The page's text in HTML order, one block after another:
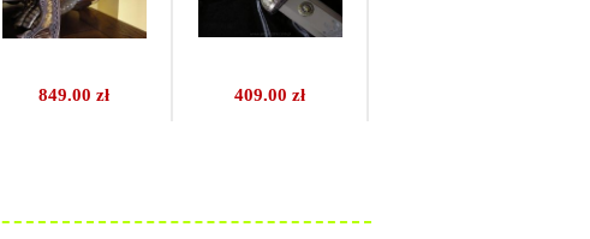
849.00 zł 409.00 zł